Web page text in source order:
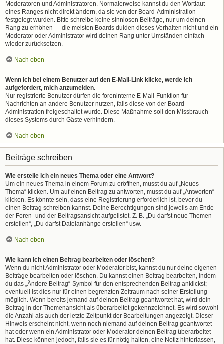
Moderatoren und Administratoren. Normalerweise kannst du den Wortlaut
eines Ranges nicht direkt ändern, da sie von der Board-Administration
festgelegt wurden. Bitte schreibe keine sinnlosen Beiträge, nur um deinen
Rang zu erhöhen — die meisten Boards dulden dieses Verhalten nicht und ein
Moderator oder Administrator wird deinen Rang unter Umständen einfach
wieder zurücksetzen.
Nach oben
Wenn ich bei einem Benutzer auf den E-Mail-Link klicke, werde ich
aufgefordert, mich anzumelden.
Nur registrierte Benutzer dürfen die foreninterne E-Mail-Funktion für
Nachrichten an andere Benutzer nutzen, falls diese von der Board-
Administration freigeschaltet wurde. Diese Maßnahme soll den Missbrauch
dieses Systems durch Gäste verhindern.
Nach oben
Beiträge schreiben
Wie erstelle ich ein neues Thema oder eine Antwort?
Um ein neues Thema in einem Forum zu eröffnen, musst du auf „Neues
Thema“ klicken. Um auf einen Beitrag zu antworten, musst du auf „Antworten“
klicken. Es könnte sein, dass eine Registrierung erforderlich ist, bevor du
einen Beitrag schreiben kannst. Deine Berechtigungen sind jeweils am Ende
der Foren- und der Beitragsansicht aufgelistet. Z. B. „Du darfst neue Themen
erstellen“, „Du darfst Dateianhänge erstellen“ usw.
Nach oben
Wie kann ich einen Beitrag bearbeiten oder löschen?
Wenn du nicht Administrator oder Moderator bist, kannst du nur deine eigenen
Beiträge bearbeiten oder löschen. Du kannst einen Beitrag bearbeiten, indem
du das „Ändere Beitrag“-Symbol für den entsprechenden Beitrag anklickst;
eventuell ist dies nur für einen begrenzten Zeitraum nach seiner Erstellung
möglich. Wenn bereits jemand auf deinen Beitrag geantwortet hat, wird dein
Beitrag in der Themenansicht als überarbeitet gekennzeichnet. Es wird sowohl
die Anzahl als auch der letzte Zeitpunkt der Bearbeitungen angezeigt. Dieser
Hinweis erscheint nicht, wenn noch niemand auf deinen Beitrag geantwortet
hat oder wenn ein Administrator oder Moderator deinen Beitrag überarbeitet
hat. Diese können jedoch, falls sie es für nötig halten, eine Notiz hinterlassen,